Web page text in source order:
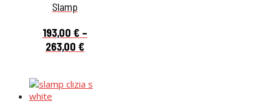
Slamp
193,00 € –
263,00 €Hintaluokka:
263,00 €